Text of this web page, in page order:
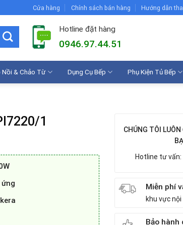
Cửa hàng Chính sách bán hàng Hướng dẫn
Hotline đặt hàng
0946.97.44.51
Nồi & Chảo Từ Dụng Cụ Bếp Phụ Kiện Tủ Bếp
1
ứng
CHÚNG TÔI
Hotline tư vấn:
Miễn phí
khu vực
Bảo hành